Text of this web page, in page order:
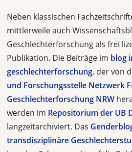
Neben klassischen
mittlerweile auch
Geschlechterforschung als frei
Publikation. Die Beiträge im blog
geschlechterforschung, der von
und Forschungsstelle Netzwerk
Geschlechterforschung NRW
werden im Repositorium der UB
langzeitarchiviert. Das
transdisziplinäre